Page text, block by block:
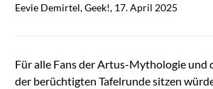
Eevie Demirtel, Geek!, 17. April 2025
Für alle Fans der Artus-Mythologie und
der berüchtigten Tafelrunde sitzen